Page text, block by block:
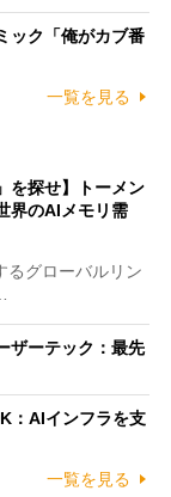
ック「俺がカブ番
一覧を見る
を探せ】トーメン
界のAIメモリ需
グローバルリン
ザーテック：最先
：AIインフラを支
一覧を見る